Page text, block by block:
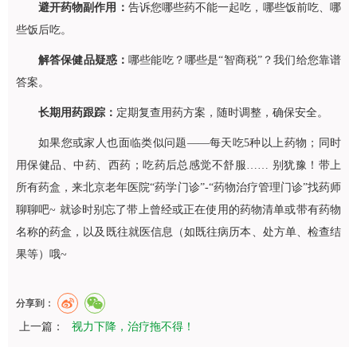
避开药物副作用： 告诉您哪些药不能一起吃，哪些饭前吃、哪
些饭后吃。
解答保健品疑惑： 哪些能吃？哪些是“智商税”？我们给您靠谱
答案。
长期用药跟踪： 定期复查用药方案，随时调整，确保安全。
如果您或家人也面临类似问题——每天吃5种以上药物；同时
用保健品、中药、西药；吃药后总感觉不舒服…… 别犹豫！带上
所有药盒，来北京老年医院“药学门诊”-“药物治疗管理门诊”找药师
聊聊吧~ 就诊时别忘了带上曾经或正在使用的药物清单或带有药物
名称的药盒，以及既往就医信息（如既往病历本、处方单、检查结
果等）哦~
分享到：
上一篇： 视力下降，治疗拖不得！